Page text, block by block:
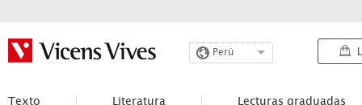
Perú
Texto Literatura
Lecturas graduadas